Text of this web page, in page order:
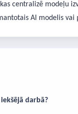
centralizē modeļu
AI modelis vai
darbā?